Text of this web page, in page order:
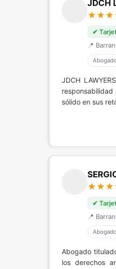
JDCH
✔
📍
JDCH
sólido en sus
✔
📍
Abogado
los derechos